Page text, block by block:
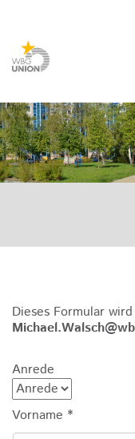
Dieses Formular
Anrede
Vorname *